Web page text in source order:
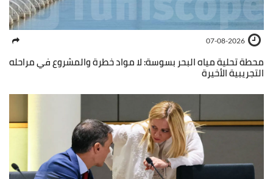
07-08-2026
محطة تحلية مياه البحر بسوسة: لا مواد خطرة والمشروع في مراحله
التجريبية الأخيرة